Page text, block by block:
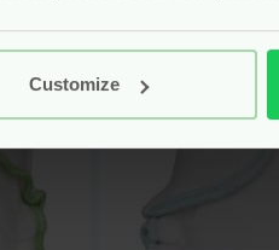
Customize